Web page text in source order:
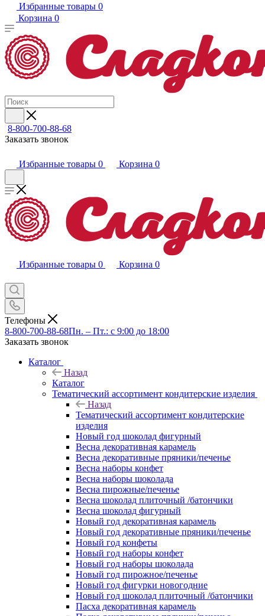
Избранные товары 0
Корзина 0
8-800-700-88-68
Заказать звонок
Избранные товары 0 Корзина 0
Избранные товары 0 Корзина 0
Телефоны
8-800-700-88-68Пн. – Пт.: с 9:00 до 18:00
Заказать звонок
Каталог
Назад
Каталог
Тематический ассортимент кондитерские изделия
Назад
Тематический ассортимент кондитерские
изделия
Новый год шоколад фигурный
Весна декоративная карамель
Весна декоративные пряники/печенье
Весна наборы конфет
Весна наборы шоколада
Весна пирожные/печенье
Весна шоколад плиточный /батончики
Весна шоколад фигурный
Новый год декоративная карамель
Новый год декоративные пряники/печенье
Новый год конфеты
Новый год наборы конфет
Новый год наборы шоколада
Новый год пирожное/печенье
Новый год фигурки новогодние
Новый год шоколад плиточный /батончики
Пасха декоративная карамель